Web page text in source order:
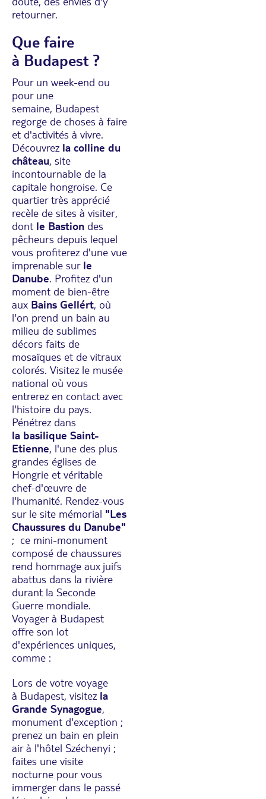
retourner.
Que faire
à Budapest ?
Pour un week-end ou
pour une
semaine, Budapest
regorge de choses à faire
et d'activités à vivre.
Découvrez la colline du
château, site
incontournable de la
capitale hongroise. Ce
quartier très apprécié
recèle de sites à visiter,
dont le Bastion des
pêcheurs depuis lequel
vous profiterez d'une vue
imprenable sur le
Danube. Profitez d'un
moment de bien-être
aux Bains Gellért, où
l'on prend un bain au
milieu de sublimes
décors faits de
mosaïques et de vitraux
colorés. Visitez le musée
national où vous
entrerez en contact avec
l'histoire du pays.
Pénétrez dans
la basilique Saint-
Etienne, l'une des plus
grandes églises de
Hongrie et véritable
chef-d'œuvre de
l'humanité. Rendez-vous
sur le site mémorial "Les
Chaussures du Danube"
; ce mini-monument
composé de chaussures
rend hommage aux juifs
abattus dans la rivière
durant la Seconde
Guerre mondiale.
Voyager à Budapest
offre son lot
d'expériences uniques,
comme :
Lors de votre voyage
à Budapest, visitez la
Grande Synagogue,
monument d'exception ;
prenez un bain en plein
air à l'hôtel Széchenyi ;
faites une visite
nocturne pour vous
immerger dans le passé